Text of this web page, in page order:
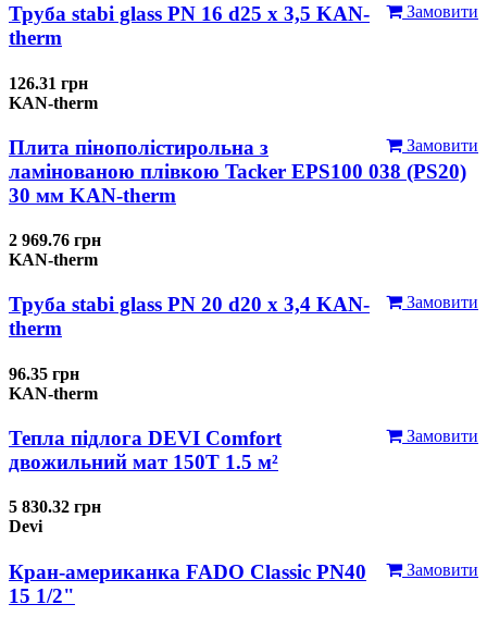
Замовити
Труба stabi glass PN 16 d25 х 3,5 KAN-
therm
126.31 грн
KAN-therm
Замовити
Плита пінополістирольна з
ламінованою плівкою Tacker EPS100 038 (PS20)
30 мм KAN-therm
2 969.76 грн
KAN-therm
Замовити
Труба stabi glass PN 20 d20 х 3,4 KAN-
therm
96.35 грн
KAN-therm
Замовити
Тепла підлога DEVI Comfort
двожильний мат 150T 1.5 м²
5 830.32 грн
Devi
Замовити
Кран-американка FADO Classic PN40
15 1/2"